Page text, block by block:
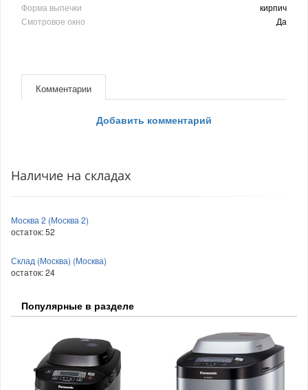
Форма выпечки
кирпич
Смотровое окно
Да
Комментарии
Добавить комментарий
Наличие на складах
Москва 2 (Москва 2)
остаток:52
Склад (Москва) (Москва)
остаток:24
Популярные в разделе